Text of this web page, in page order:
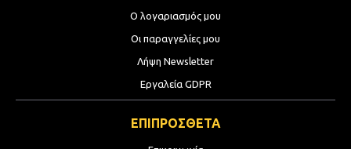
Ο λογαριασμός μου
Οι παραγγελίες μου
Λήψη Newsletter
Εργαλεία GDPR
ΕΠΙΠΡΟΣΘΕΤΑ